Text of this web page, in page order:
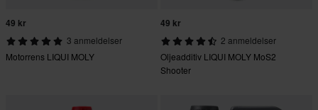
49 kr
3 anmeldelser
Motorrens LIQUI MOLY
49 kr
2 anmeldelser
Oljeadditiv LIQUI MOLY MoS2
Shooter